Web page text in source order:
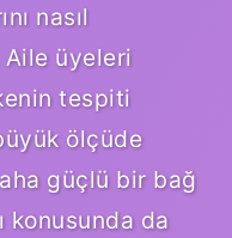
nasıl
üyeleri
tespiti
ölçüde
güçlü bir bağ
konusunda da